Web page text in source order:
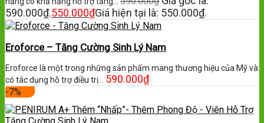
590.000₫.550.000₫Giá hiện tại là: 550.000₫.
Eroforce – Tăng Cường Sinh Lý Nam
Eroforce là một trong những sản phẩm mang thương hiệu của Mỹ và
có tác dụng hỗ trợ điều trị… 590.000₫
-7%